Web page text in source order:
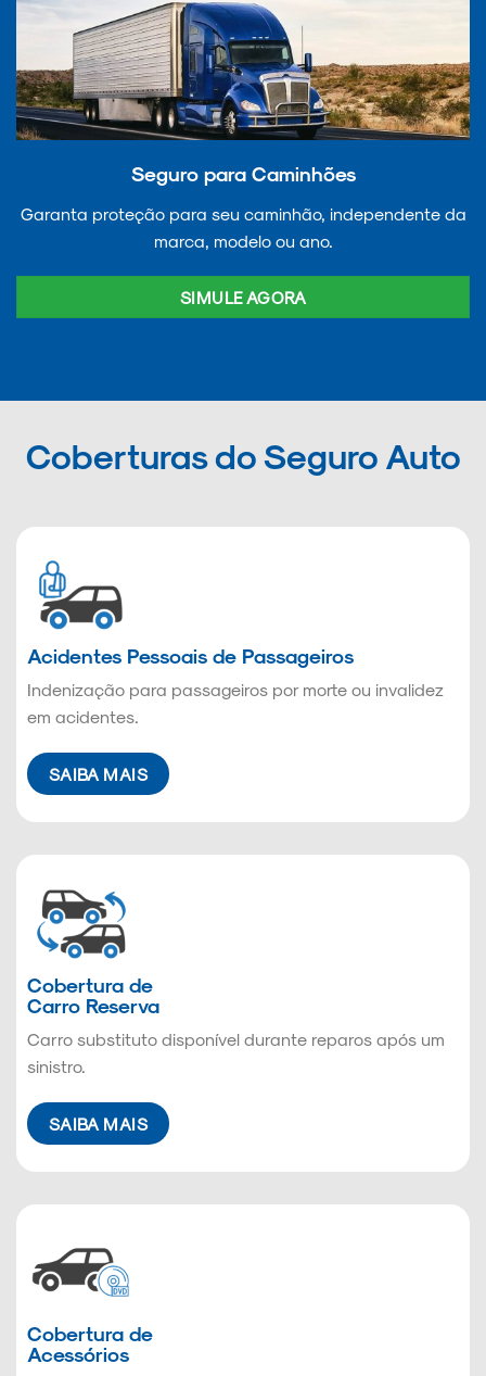
Seguro para Caminhões
Garanta proteção para seu caminhão, independente da
marca, modelo ou ano.
SIMULE AGORA
Coberturas do Seguro Auto
Acidentes Pessoais de Passageiros
Indenização para passageiros por morte ou invalidez
em acidentes.
SAIBA MAIS
Cobertura de
Carro Reserva
Carro substituto disponível durante reparos após um
sinistro.
SAIBA MAIS
Cobertura de
Acessórios